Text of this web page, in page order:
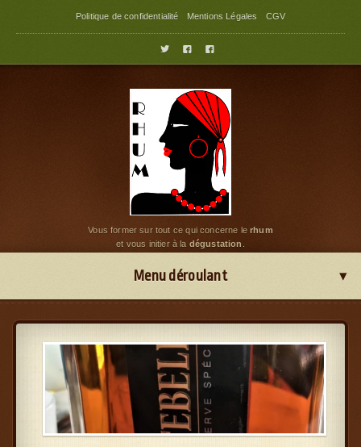
Politique de confidentialité Mentions Légales CGV
  
Vous former sur tout ce qui concerne lerhum
et vous initier à la dégustation
Menu déroulant